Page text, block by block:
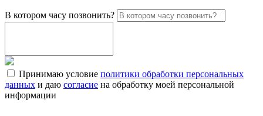
В котором часу позвонить?
Принимаю условие политики обработки персональных
данных и даю согласие на обработку моей персональной
информации